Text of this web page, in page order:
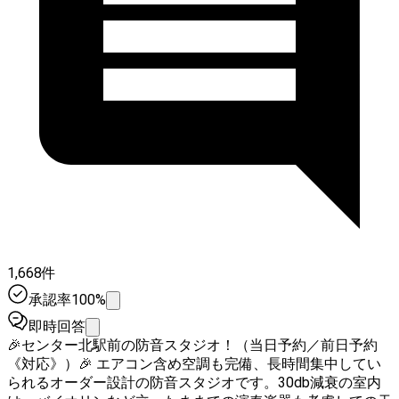
1,668件
承認率100%
即時回答
🎉センター北駅前の防音スタジオ！（当日予約／前日予約
《対応》）🎉 エアコン含め空調も完備、長時間集中してい
られるオーダー設計の防音スタジオです。30db減衰の室内